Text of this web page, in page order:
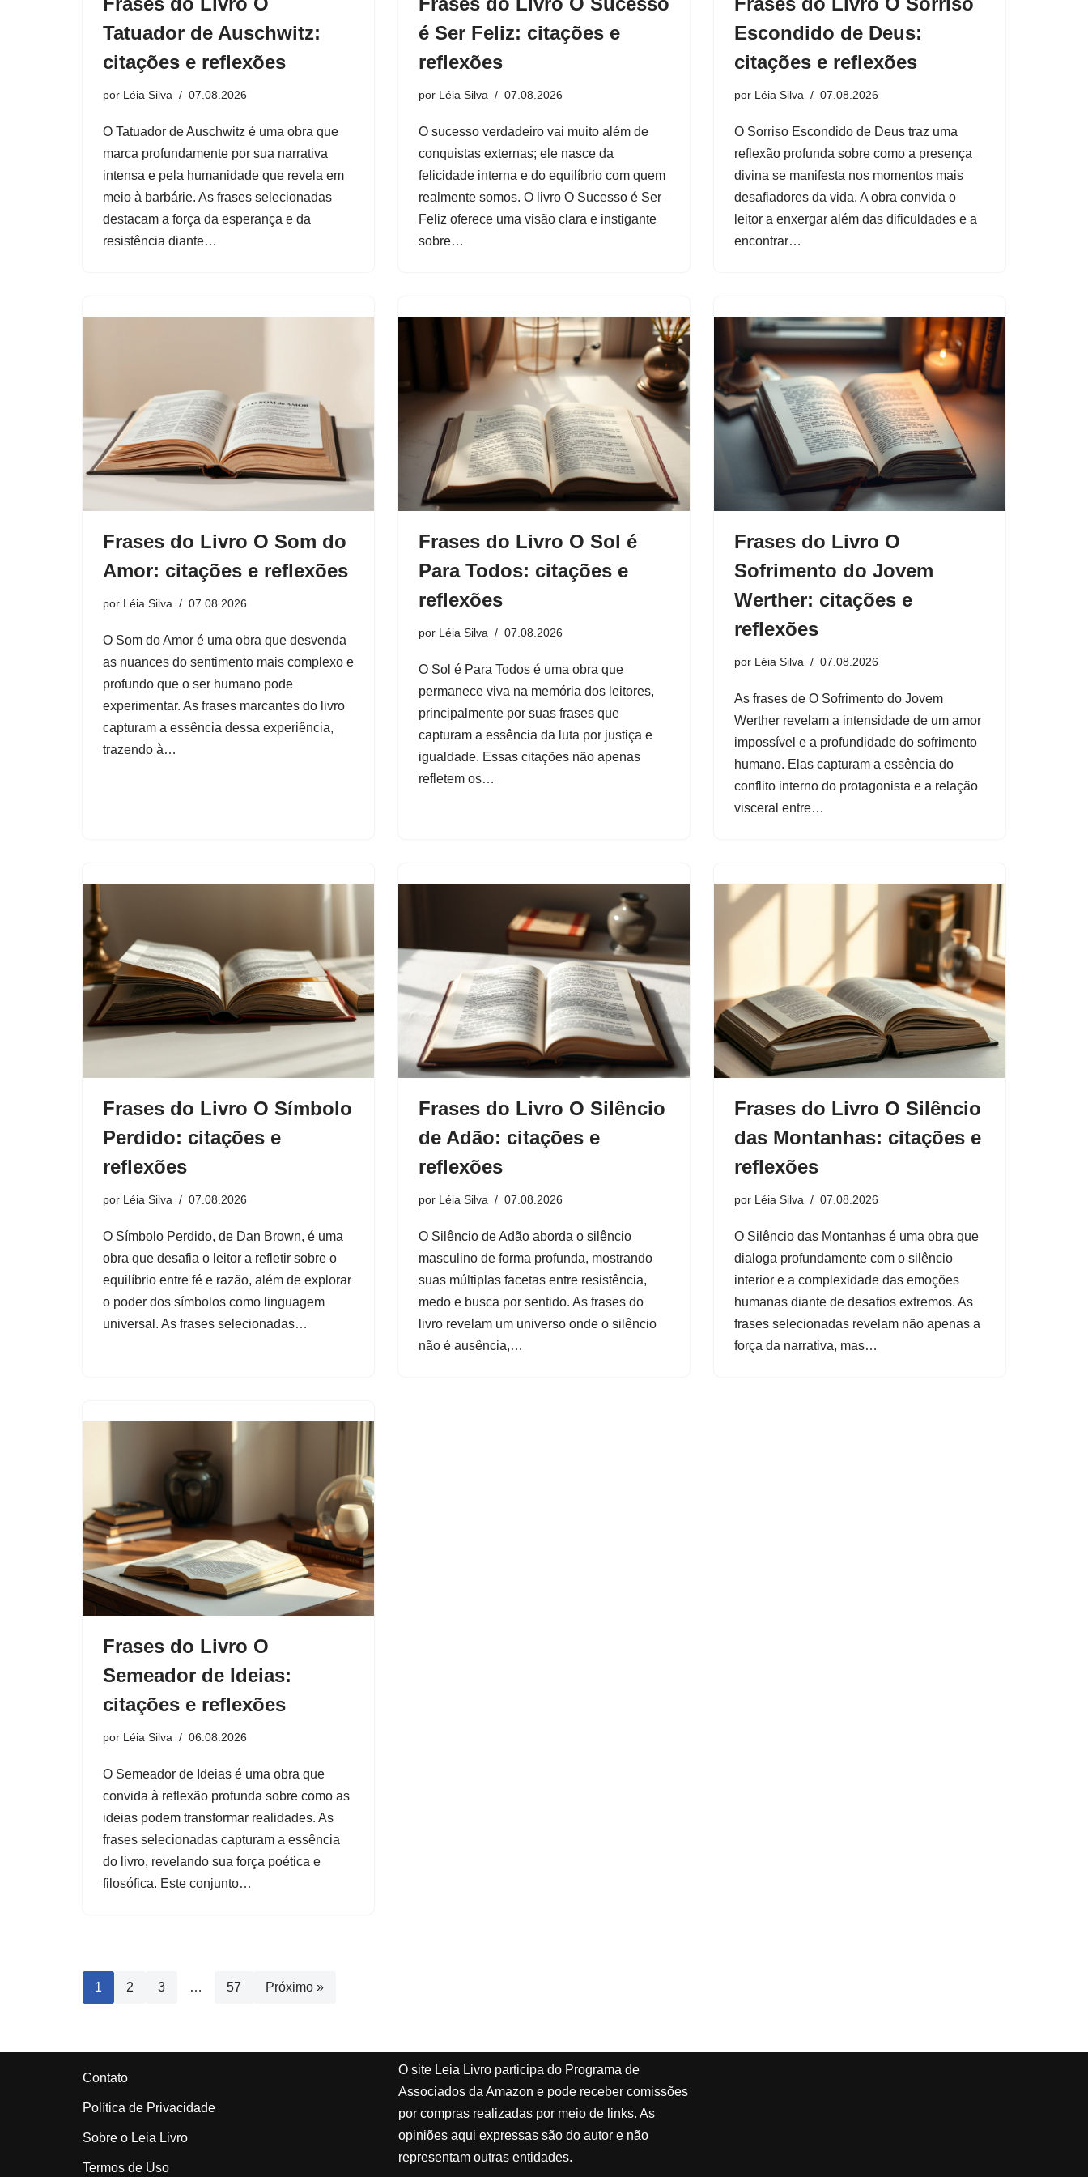
Tatuador de Auschwitz:
citações e reflexões
por Léia Silva 07.08.2026
O Tatuador de Auschwitz é uma obra que
marca profundamente por sua narrativa
intensa e pela humanidade que revela em
meio à barbárie. As frases selecionadas
destacam a força da esperança e da
resistência diante…
é Ser Feliz: citações e
reflexões
por Léia Silva 07.08.2026
O sucesso verdadeiro vai muito além de
conquistas externas; ele nasce da
felicidade interna e do equilíbrio com quem
realmente somos. O livro O Sucesso é Ser
Feliz oferece uma visão clara e instigante
sobre…
Escondido de Deus:
citações e reflexões
por Léia Silva 07.08.2026
O Sorriso Escondido de Deus traz uma
reflexão profunda sobre como a presença
divina se manifesta nos momentos mais
desafiadores da vida. A obra convida o
leitor a enxergar além das dificuldades e a
encontrar…
Frases do Livro O Som do
Amor: citações e reflexões
por Léia Silva 07.08.2026
O Som do Amor é uma obra que desvenda
as nuances do sentimento mais complexo e
profundo que o ser humano pode
experimentar. As frases marcantes do livro
capturam a essência dessa experiência,
trazendo à…
Frases do Livro O Sol é
Para Todos: citações e
reflexões
por Léia Silva 07.08.2026
O Sol é Para Todos é uma obra que
permanece viva na memória dos leitores,
principalmente por suas frases que
capturam a essência da luta por justiça e
igualdade. Essas citações não apenas
refletem os…
Frases do Livro O
Sofrimento do Jovem
Werther: citações e
reflexões
por Léia Silva 07.08.2026
As frases de O Sofrimento do Jovem
Werther revelam a intensidade de um amor
impossível e a profundidade do sofrimento
humano. Elas capturam a essência do
conflito interno do protagonista e a relação
visceral entre…
Frases do Livro O Símbolo
Perdido: citações e
reflexões
por Léia Silva 07.08.2026
O Símbolo Perdido, de Dan Brown, é uma
obra que desafia o leitor a refletir sobre o
equilíbrio entre fé e razão, além de explorar
o poder dos símbolos como linguagem
universal. As frases selecionadas…
Frases do Livro O Silêncio
de Adão: citações e
reflexões
por Léia Silva 07.08.2026
O Silêncio de Adão aborda o silêncio
masculino de forma profunda, mostrando
suas múltiplas facetas entre resistência,
medo e busca por sentido. As frases do
livro revelam um universo onde o silêncio
não é ausência,…
Frases do Livro O Silêncio
das Montanhas: citações e
reflexões
por Léia Silva 07.08.2026
O Silêncio das Montanhas é uma obra que
dialoga profundamente com o silêncio
interior e a complexidade das emoções
humanas diante de desafios extremos. As
frases selecionadas revelam não apenas a
força da narrativa, mas…
Frases do Livro O
Semeador de Ideias:
citações e reflexões
por Léia Silva 06.08.2026
O Semeador de Ideias é uma obra que
convida à reflexão profunda sobre como as
ideias podem transformar realidades. As
frases selecionadas capturam a essência
do livro, revelando sua força poética e
filosófica. Este conjunto…
1 2 3 … 57 Próximo »
Contato
Política de Privacidade
Sobre o Leia Livro
Termos de Uso
O site Leia Livro participa do Programa de
Associados da Amazon e pode receber comissões
por compras realizadas por meio de links. As
opiniões aqui expressas são do autor e não
representam outras entidades.